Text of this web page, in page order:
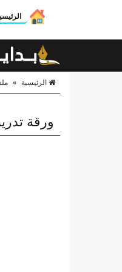
الرئيسية »
ورقة